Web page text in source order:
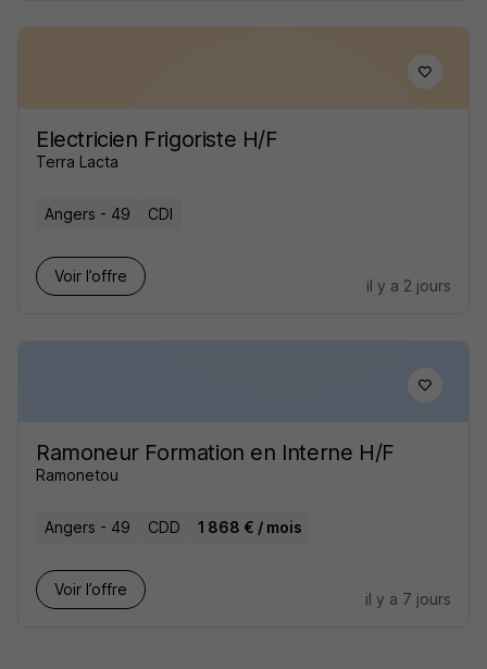
Electricien Frigoriste H/F
Terra Lacta
Angers - 49 CDI
Voir l’offre
il y a 2 jours
Ramoneur Formation en Interne H/F
Ramonetou
Angers - 49 CDD 1 868 € / mois
Voir l’offre
il y a 7 jours